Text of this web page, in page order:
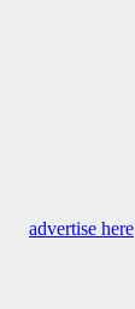
advertise here